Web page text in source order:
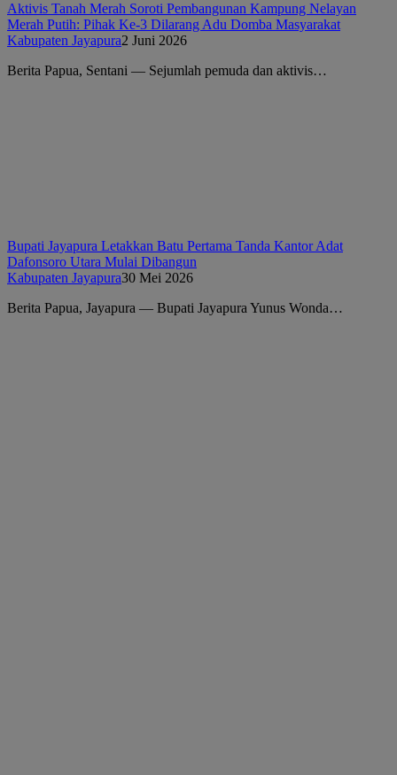
Aktivis Tanah Merah Soroti Pembangunan Kampung Nelayan
Merah Putih: Pihak Ke-3 Dilarang Adu Domba Masyarakat
Kabupaten Jayapura2 Juni 2026
Berita Papua, Sentani — Sejumlah pemuda dan aktivis…
Bupati Jayapura Letakkan Batu Pertama Tanda Kantor Adat
Dafonsoro Utara Mulai Dibangun
Kabupaten Jayapura30 Mei 2026
Berita Papua, Jayapura — Bupati Jayapura Yunus Wonda…